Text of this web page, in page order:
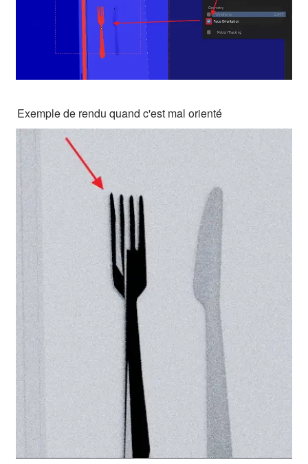
Exemple de rendu quand c'est mal orienté